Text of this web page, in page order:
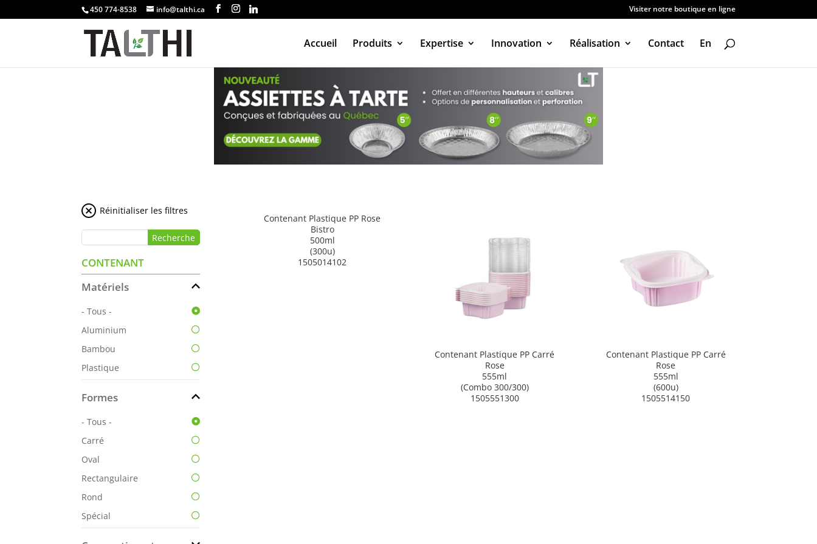
450 774-8538 info@talthi.ca Visiter notre boutique en ligne
Accueil Produits Expertise Innovation Réalisation Contact En
Contenant Plastique PP Rose
Bistro
500ml
(300u)
1505014102
Contenant Plastique PP Carré
Rose
555ml
(Combo 300/300)
1505551300
Contenant Plastique PP Carré
Rose
555ml
(600u)
1505514150
Réinitialiser les filtres
CONTENANT
Matériels
- Tous -
Aluminium
Bambou
Plastique
Formes
- Tous -
Carré
Oval
Rectangulaire
Rond
Spécial